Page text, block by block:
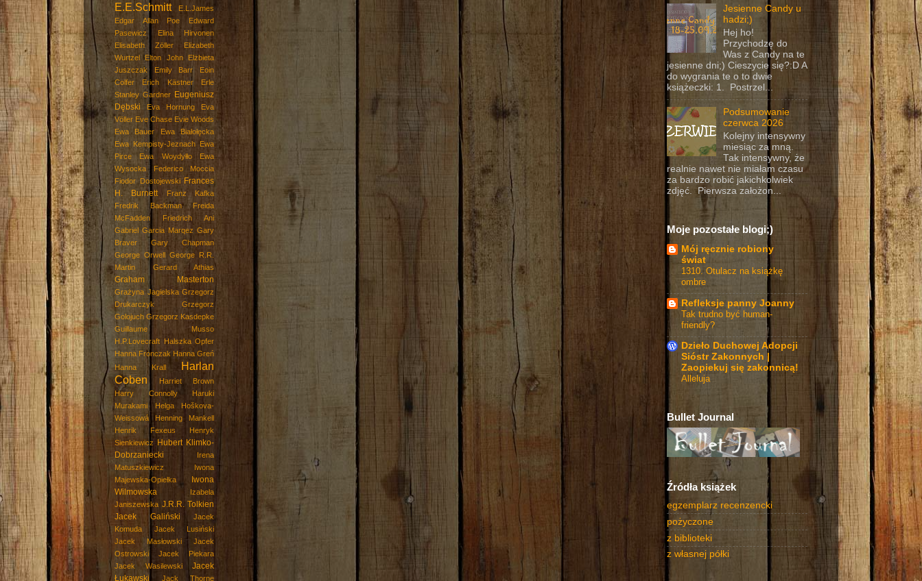
E.E.Schmitt
E.L.James
Edgar Allan Poe
Edward
Pasewicz
Elina Hirvonen
Elisabeth Zöller
Elizabeth
Wurtzel
Elton John
Elżbieta
Juszczak
Emily Barr
Eoin
Colfer
Erich Kästner
Erle
Stanley Gardner Eugeniusz
Dębski
Eva Hornung
Eva
Völler Eve Chase Evie Woods
Ewa Bauer
Ewa Białołęcka
Ewa Kempisty-Jeznach
Ewa
Pirce
Ewa Woydyłło
Ewa
Wysocka
Federico Moccia
Fiodor Dostojewski
Frances
H. Burnett
Franz Kafka
Fredrik Backman
Freida
McFadden
Friedrich Ani
Gabriel Garcia Marqez Gary
Braver
Gary Chapman
George Orwell
George R.R.
Martin
Gerard Athias
Graham Masterton
Grażyna Jagielska Grzegorz
Drukarczyk
Grzegorz
Golojuch Grzegorz Kasdepke
Guillaume Musso
H.P.Lovecraft
Halszka Opfer
Hanna Fronczak Hanna Greń
Hanna Krall
Harlan
Coben
Harriet Brown
Harry Connolly
Haruki
Murakami
Helga Hoškova-
Weissowá
Henning Mankell
Henrik Fexeus
Henryk
Sienkiewicz
Hubert Klimko-
Dobrzaniecki
Irena
Matuszkiewicz
Iwona
Majewska-Opiełka
Iwona
Wilmowska
Izabela
Janiszewska J.R.R. Tolkien
Jacek Galiński
Jacek
Komuda
Jacek Lusiński
Jacek Masłowski
Jacek
Ostrowski
Jacek Piekara
Jacek Wasilewski
Jacek
Łukawski
Jack Thorne
Jesienne Candy u
hadzi;)
Hej ho!
Przychodzę do
Was z Candy na te
jesienne dni;) Cieszycie się?:D A
do wygrania te o to dwie
książeczki: 1. Postrzel...
Podsumowanie
czerwca 2026
Kolejny intensywny
miesiąc za mną.
Tak intensywny, że
realnie nawet nie miałam czasu
za bardzo robić jakichkolwiek
zdjęć. Pierwsza założon...
Moje pozostałe blogi;)
Mój ręcznie robiony
świat
1310. Otulacz na książkę
ombre
Refleksje panny Joanny
Tak trudno być human-
friendly?
Dzieło Duchowej Adopcji
Sióstr Zakonnych |
Zaopiekuj się zakonnicą!
Alleluja
Bullet Journal
Źródła książek
egzemplarz recenzencki
pożyczone
z biblioteki
z własnej półki